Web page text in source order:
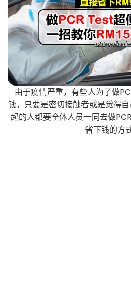
由于疫情严重，有些人为了做
钱，只要是密切接触者或是觉得
起的人都要全体人员一同去做
省下钱的方式